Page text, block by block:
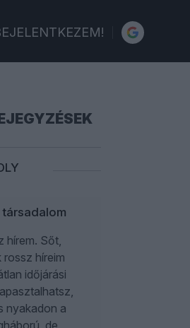
hírem. Sőt,
híreim
időjárási
nyakadon a
de